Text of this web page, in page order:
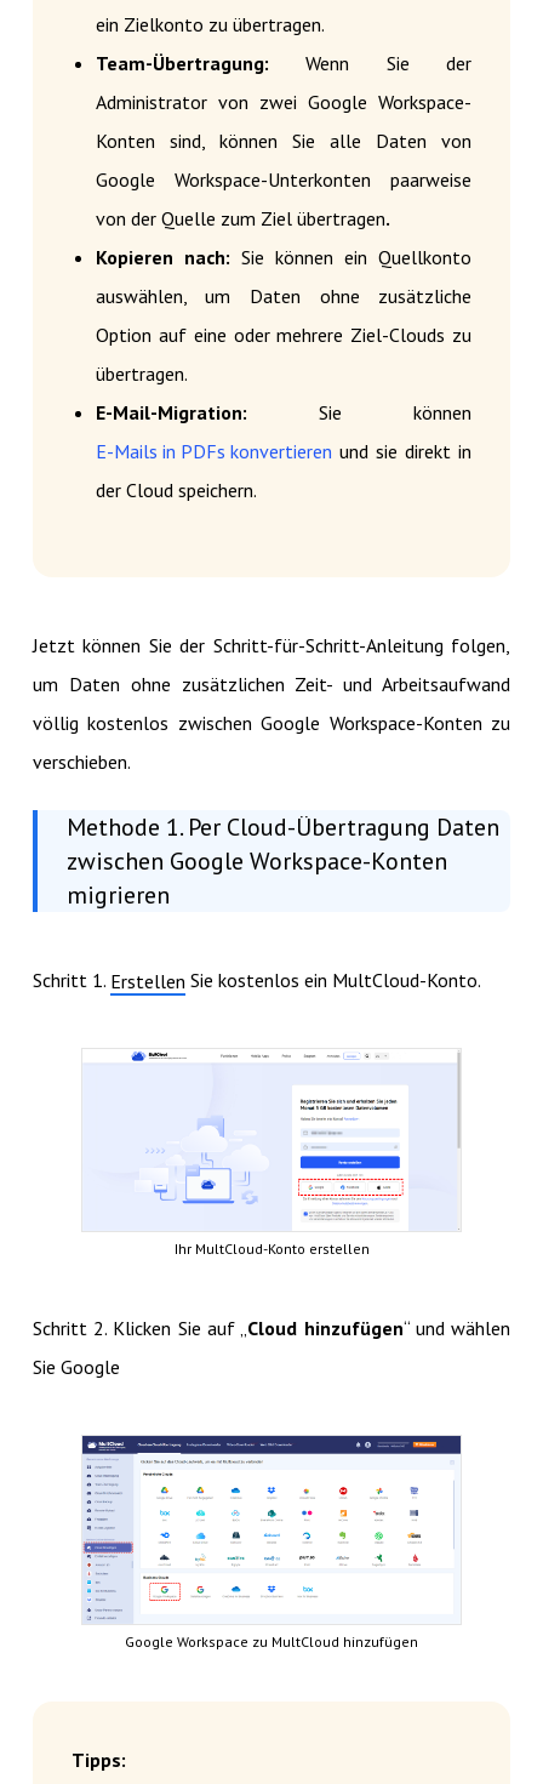
ein Zielkonto zu übertragen.
Team-Übertragung:Wenn Sie der
Administrator von zwei Google Workspace-
Konten sind, können Sie alle Daten von
Google Workspace-Unterkonten paarweise
von der Quelle zum Ziel übertragen.
Kopieren nach: Sie können ein Quellkonto
auswählen, um Daten ohne zusätzliche
Option auf eine oder mehrere Ziel-Clouds zu
übertragen.
E-Mail-Migration: Sie können
E-Mails in PDFs konvertieren und sie direkt in
der Cloud speichern.
Jetzt können Sie der Schritt-für-Schritt-Anleitung folgen,
um Daten ohne zusätzlichen Zeit- und Arbeitsaufwand
völlig kostenlos zwischen Google Workspace-Konten zu
verschieben.
Methode 1. Per Cloud-Übertragung Daten
zwischen Google Workspace-Konten
migrieren
Schritt 1. Erstellen Sie kostenlos ein MultCloud-Konto.
Ihr MultCloud-Konto erstellen
Schritt 2. Klicken Sie auf „ Cloud hinzufügen“ und wählen
Sie Google
Google Workspace zu MultCloud hinzufügen
Tipps: